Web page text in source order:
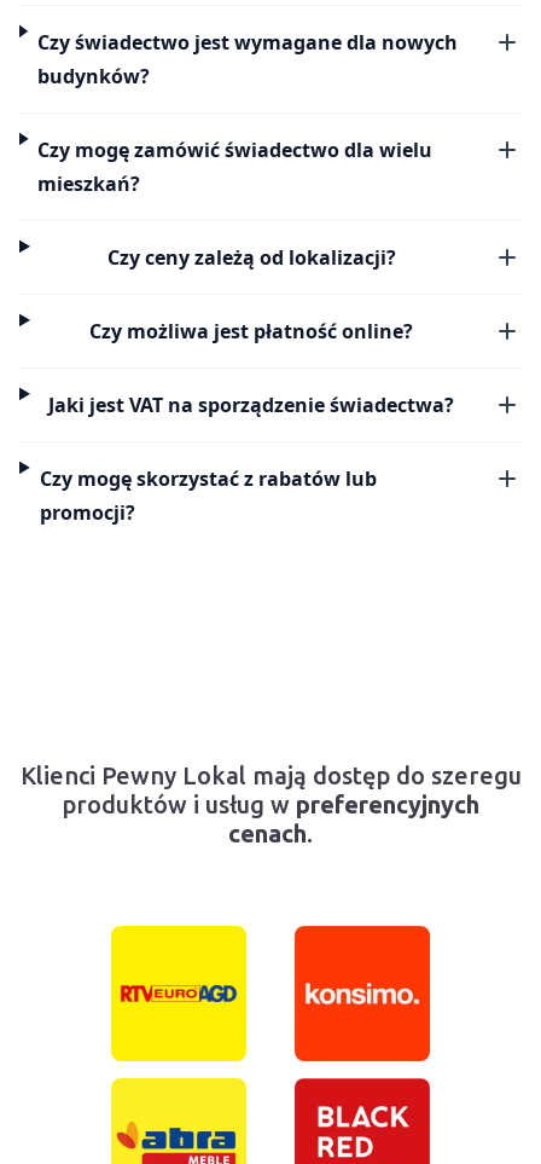
Czy świadectwo jest wymagane dla nowych
budynków?
Czy mogę zamówić świadectwo dla wielu
mieszkań?
Czy ceny zależą od lokalizacji?
Czy możliwa jest płatność online?
Jaki jest VAT na sporządzenie świadectwa?
Czy mogę skorzystać z rabatów lub
promocji?
Klienci Pewny Lokal mają dostęp do szeregu
produktów i usług w preferencyjnych
cenach.